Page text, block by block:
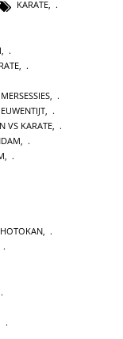
KARATE,
VS KARATE
,
,
,